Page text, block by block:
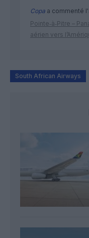
Copa a commenté
Pointe‑à‑Pitre –
aérien vers
South African Airways